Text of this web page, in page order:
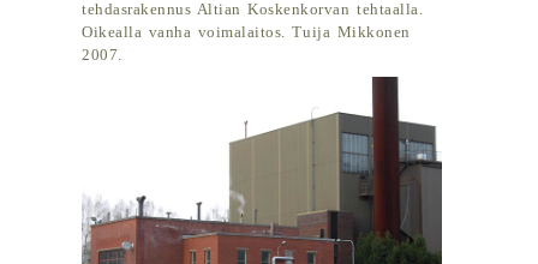
tehdasrakennus Altian Koskenkorvan tehtaalla.
Oikealla vanha voimalaitos. Tuija Mikkonen
2007.